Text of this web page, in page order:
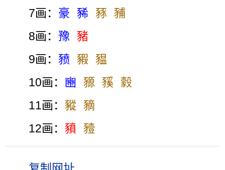
7画： 豪 豨 豩 豧
8画：豫
豬
9画：豮 豭 豱
10画： 豳 豲 豯 豰
11画：豵 豴
12画：豶 豷